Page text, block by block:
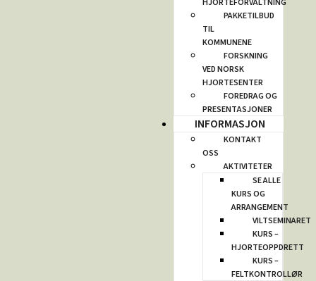
HJORTEFORVALTNING
PAKKETILBUD
TIL
KOMMUNENE
FORSKNING
VED NORSK
HJORTESENTER
FOREDRAG OG
PRESENTASJONER
INFORMASJON
KONTAKT
OSS
AKTIVITETER
SE ALLE
KURS OG
ARRANGEMENT
VILTSEMINARET
KURS –
HJORTEOPPDRETT
KURS –
FELTKONTROLLØR